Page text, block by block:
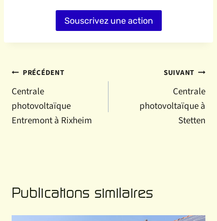
Souscrivez une action
Navigation
de
l’article
PRÉCÉDENT
Centrale
photovoltaïque
Entremont à Rixheim
SUIVANT
Centrale
photovoltaïque à
Stetten
Publications similaires